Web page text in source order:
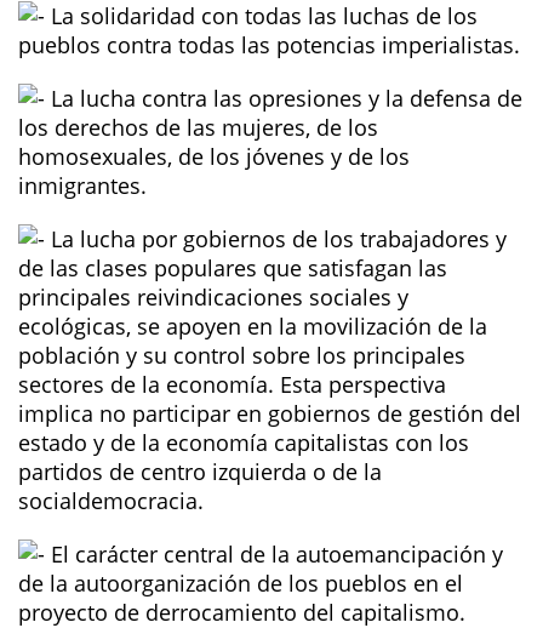
La solidaridad con todas las luchas de los
pueblos contra todas las potencias imperialistas.
La lucha contra las opresiones y la defensa de
los derechos de las mujeres, de los
homosexuales, de los jóvenes y de los
inmigrantes.
La lucha por gobiernos de los trabajadores y
de las clases populares que satisfagan las
principales reivindicaciones sociales y
ecológicas, se apoyen en la movilización de la
población y su control sobre los principales
sectores de la economía. Esta perspectiva
implica no participar en gobiernos de gestión del
estado y de la economía capitalistas con los
partidos de centro izquierda o de la
socialdemocracia.
El carácter central de la autoemancipación y
de la autoorganización de los pueblos en el
proyecto de derrocamiento del capitalismo.